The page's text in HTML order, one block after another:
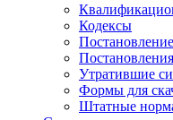
Кодексы
Утратившие
Формы для
Штатные